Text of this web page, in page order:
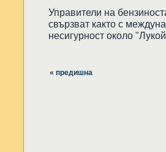
Управители на
свързват както с
несигурност около
« предишна